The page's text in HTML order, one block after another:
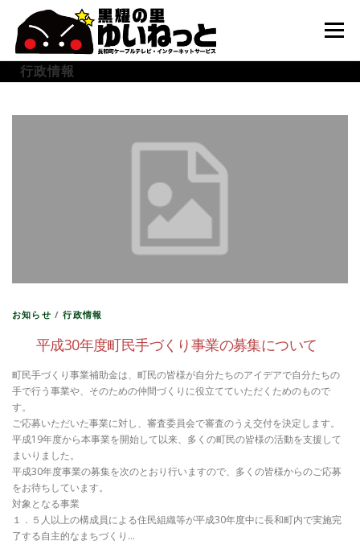
メニュー
ユーザーサポート
行政情報
お知らせ /行政情報
平成30年度町民手づくり事業の募集について
町民手づくり事業補助金は、町民の皆様が自分たちのアイデアで自分たちの
手で行う事業や、そのための仲間づくりに役立てていただくためのもので
す。
ご応募いただいた事業に対し、審査委員会で審査のうえ交付を決定します。
平成19年度から本事業を開始して以来、多くの町民の皆様の活動を支援して
まいりました。
平成30年度事業の募集を次のとおり行いますので、多くの皆様からのご応募
をお待ちしています。
対象となる事業
１．５人以上の構成員による住民組織等が平成30年度中に長和町内で実施完
了する自主的なまちづくり…